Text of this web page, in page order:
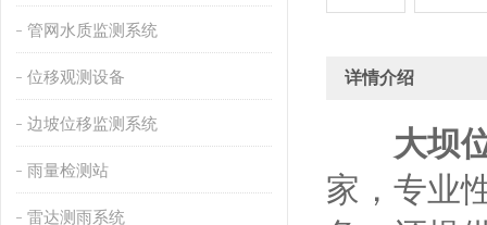
管网水质监测系统
位移观测设备
边坡位移监测系统
雨量检测站
雷达测雨系统
详情介绍
大坝
家，专业